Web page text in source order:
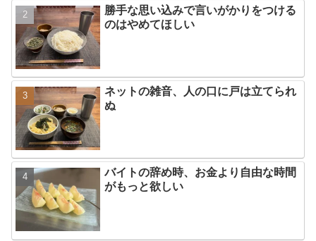
勝手な思い込みで言いがかりをつける
のはやめてほしい
ネットの雑音、人の口に戸は立てられ
ぬ
バイトの辞め時、お金より自由な時間
がもっと欲しい